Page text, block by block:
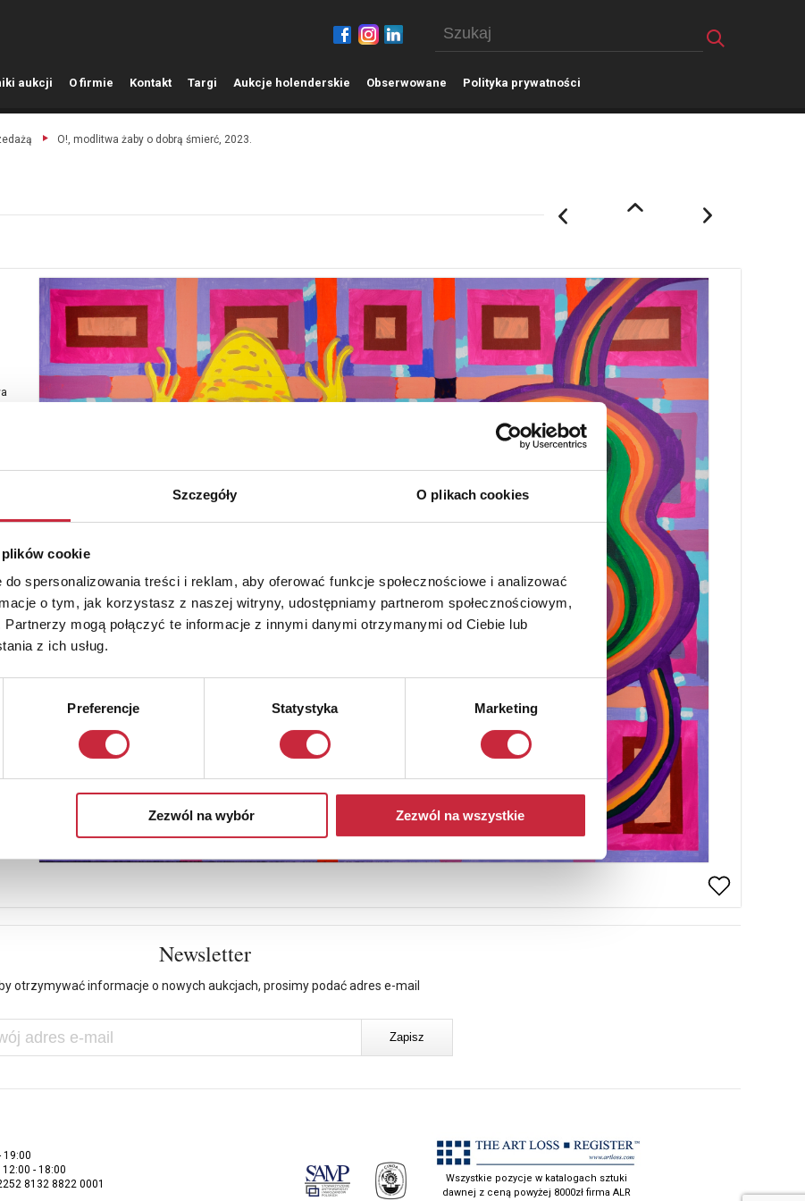
Szczegóły O plikach cookies
cookie
spersonalizowania treści i reklam, aby oferować funkcje społecznościowe i analizować
o tym, jak korzystasz z naszej witryny, udostępniamy partnerom społecznościowym,
mogą połączyć te informacje z innymi danymi otrzymanymi od Ciebie lub
z ich usług.
Preferencje Statystyka Marketing
Zezwól na wybór Zezwól na wszystkie
aukcji O firmie Kontakt Targi Aukcje holenderskie Obserwowane Polityka prywatności
O!, modlitwa żaby o dobrą śmierć, 2023.
Newsletter
otrzymywać informacje o nowych aukcjach, prosimy podać adres e-mail
19:00
12:00 - 18:00
8132 8822 0001
Wszystkie pozycje w katalogach sztuki
dawnej z ceną powyżej 8000zł firma ALR